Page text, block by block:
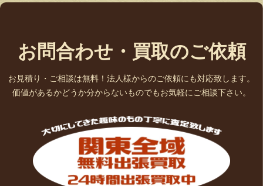
お問合わせ・買取のご依頼
お見積り・ご相談は無料！法人様からのご依頼にも対応致します。
価値があるかどうか分からないものでもお気軽にご相談下さい。